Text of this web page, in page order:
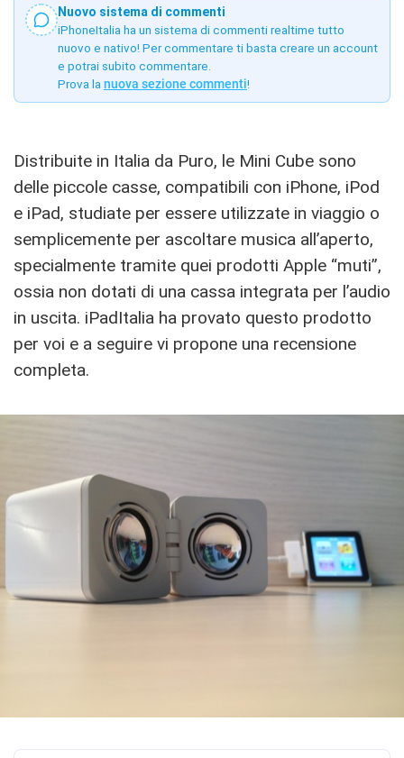
Nuovo sistema di commenti
iPhoneItalia ha un sistema di commenti realtime tutto
nuovo e nativo! Per commentare ti basta creare un account
e potrai subito commentare.
Prova la nuova sezione commenti!
Distribuite in Italia da Puro, le Mini Cube sono
delle piccole casse, compatibili con iPhone, iPod
e iPad, studiate per essere utilizzate in viaggio o
semplicemente per ascoltare musica all’aperto,
specialmente tramite quei prodotti Apple “muti”,
ossia non dotati di una cassa integrata per l’audio
in uscita. iPadItalia ha provato questo prodotto
per voi e a seguire vi propone una recensione
completa.